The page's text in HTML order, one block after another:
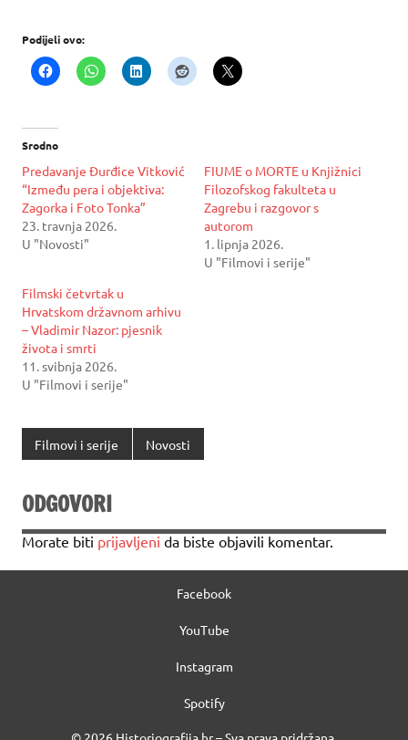
Podijeli ovo:
Srodno
Predavanje Đurđice Vitković
“Između pera i objektiva:
Zagorka i Foto Tonka”
23. travnja 2026.
U "Novosti"
FIUME o MORTE u Knjižnici
Filozofskog fakulteta u
Zagrebu i razgovor s
autorom
1. lipnja 2026.
U "Filmovi i serije"
Filmski četvrtak u
Hrvatskom državnom arhivu
– Vladimir Nazor: pjesnik
života i smrti
11. svibnja 2026.
U "Filmovi i serije"
Filmovi i serije Novosti
ODGOVORI
Morate biti prijavljeni da biste objavili komentar.
Facebook
YouTube
Instagram
Spotify